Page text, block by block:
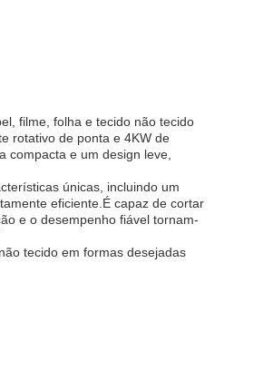
filme, folha e tecido não tecido
rotativo de ponta e 4KW de
compacta e um design leve,
únicas, incluindo um
eficiente.É capaz de cortar
e o desempenho fiável tornam-
tecido em formas desejadas